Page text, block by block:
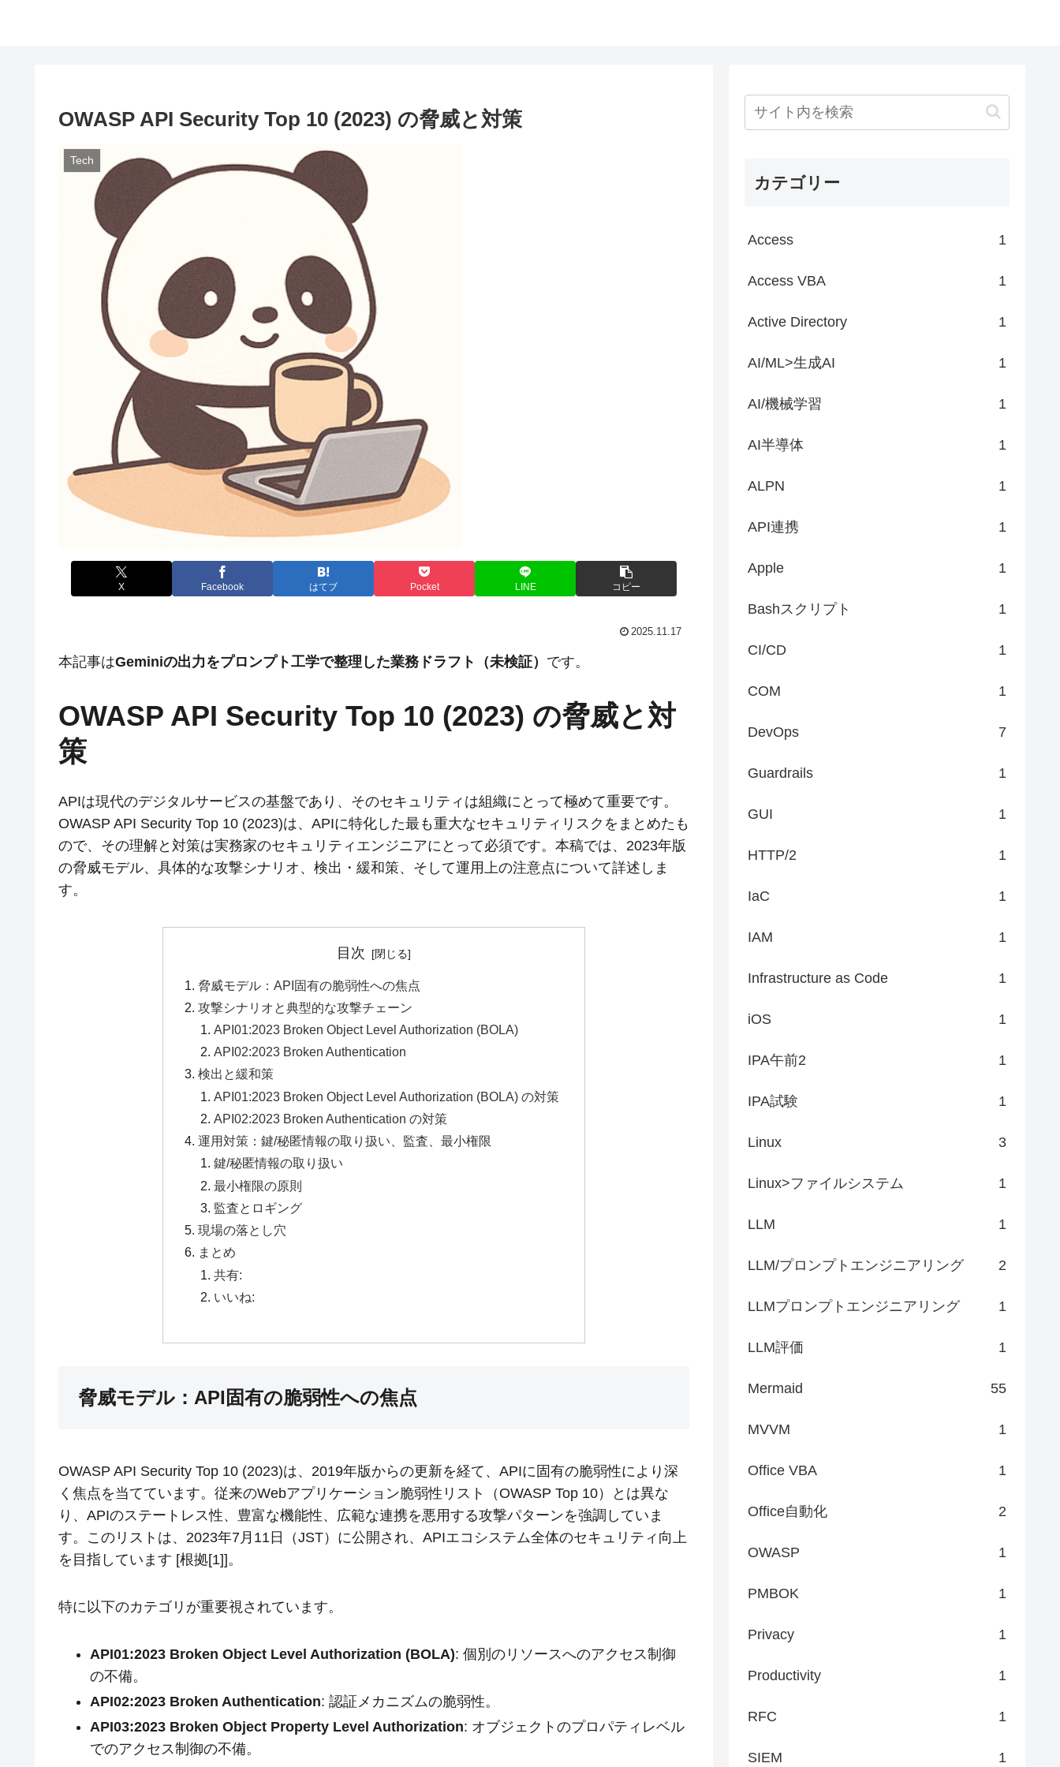
OWASP API Security Top 10 (2023) の脅威と対策
Tech
X Facebook はてブ Pocket LINE コピー
2025.11.17
本記事はGeminiの出力をプロンプト工学で整理した業務ドラフト（未検証） です。
OWASP API Security Top 10 (2023) の脅威と対
策
APIは現代のデジタルサービスの基盤であり、そのセキュリティは組織にとって極めて重要です。
OWASP API Security Top 10 (2023)は、APIに特化した最も重大なセキュリティリスクをまとめたも
ので、その理解と対策は実務家のセキュリティエンジニアにとって必須です。本稿では、2023年版
の脅威モデル、具体的な攻撃シナリオ、検出・緩和策、そして運用上の注意点について詳述しま
す。
目次
脅威モデル：API固有の脆弱性への焦点
攻撃シナリオと典型的な攻撃チェーン
API01:2023 Broken Object Level Authorization (BOLA)
API02:2023 Broken Authentication
検出と緩和策
API01:2023 Broken Object Level Authorization (BOLA) の対策
API02:2023 Broken Authentication の対策
運用対策：鍵/秘匿情報の取り扱い、監査、最小権限
鍵/秘匿情報の取り扱い
最小権限の原則
監査とロギング
現場の落とし穴
まとめ
共有:
いいね:
脅威モデル：API固有の脆弱性への焦点
OWASP API Security Top 10 (2023)は、2019年版からの更新を経て、APIに固有の脆弱性により深
く焦点を当てています。従来のWebアプリケーション脆弱性リスト（OWASP Top 10）とは異な
り、APIのステートレス性、豊富な機能性、広範な連携を悪用する攻撃パターンを強調していま
す。このリストは、2023年7月11日（JST）に公開され、APIエコシステム全体のセキュリティ向上
を目指しています [根拠[1]]。
特に以下のカテゴリが重要視されています。
API01:2023 Broken Object Level Authorization (BOLA): 個別のリソースへのアクセス制御
の不備。
API02:2023 Broken Authentication: 認証メカニズムの脆弱性。
API03:2023 Broken Object Property Level Authorization: オブジェクトのプロパティレベル
でのアクセス制御の不備。
カテゴリー
Access 1
Access VBA 1
Active Directory 1
AI/ML>生成AI 1
AI/機械学習 1
AI半導体 1
ALPN 1
API連携 1
Apple 1
Bashスクリプト 1
CI/CD 1
COM 1
DevOps 7
Guardrails 1
GUI 1
HTTP/2 1
IaC 1
IAM 1
Infrastructure as Code 1
iOS 1
IPA午前2 1
IPA試験 1
Linux 3
Linux>ファイルシステム 1
LLM 1
LLM/プロンプトエンジニアリング 2
LLMプロンプトエンジニアリング 1
LLM評価 1
Mermaid 55
MVVM 1
Office VBA 1
Office自動化 2
OWASP 1
PMBOK 1
Privacy 1
Productivity 1
RFC 1
SIEM 1